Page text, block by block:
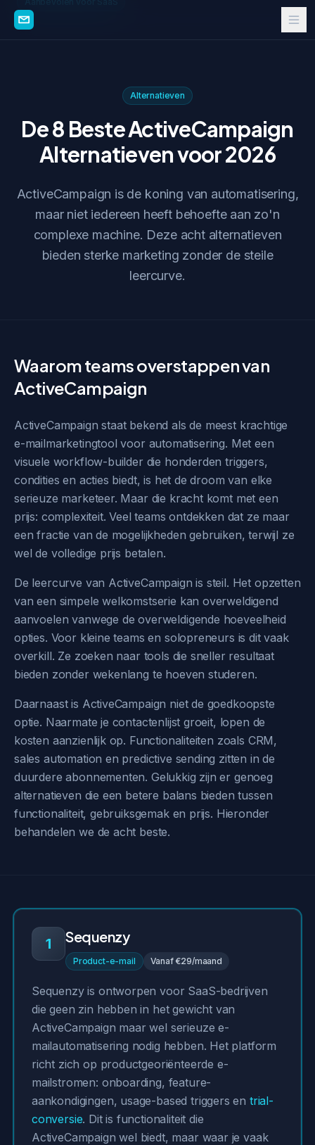
Alternatieven
De 8 Beste ActiveCampaign
Alternatieven voor 2026
ActiveCampaign is de koning van automatisering,
maar niet iedereen heeft behoefte aan zo'n
complexe machine. Deze acht alternatieven
bieden sterke marketing zonder de steile
leercurve.
Waarom teams overstappen van
ActiveCampaign
ActiveCampaign staat bekend als de meest krachtige
e-mailmarketingtool voor automatisering. Met een
visuele workflow-builder die honderden triggers,
condities en acties biedt, is het de droom van elke
serieuze marketeer. Maar die kracht komt met een
prijs: complexiteit. Veel teams ontdekken dat ze maar
een fractie van de mogelijkheden gebruiken, terwijl ze
wel de volledige prijs betalen.
De leercurve van ActiveCampaign is steil. Het opzetten
van een simpele welkomstserie kan overweldigend
aanvoelen vanwege de overweldigende hoeveelheid
opties. Voor kleine teams en solopreneurs is dit vaak
overkill. Ze zoeken naar tools die sneller resultaat
bieden zonder wekenlang te hoeven studeren.
Daarnaast is ActiveCampaign niet de goedkoopste
optie. Naarmate je contactenlijst groeit, lopen de
kosten aanzienlijk op. Functionaliteiten zoals CRM,
sales automation en predictive sending zitten in de
duurdere abonnementen. Gelukkig zijn er genoeg
alternatieven die een betere balans bieden tussen
functionaliteit, gebruiksgemak en prijs. Hieronder
behandelen we de acht beste.
1 Sequenzy
Product-e-mail Vanaf €29/maand
Sequenzy is ontworpen voor SaaS-bedrijven
die geen zin hebben in het gewicht van
ActiveCampaign maar wel serieuze e-
mailautomatisering nodig hebben. Het platform
richt zich op productgeoriënteerde e-
mailstromen: onboarding, feature-
aankondigingen, usage-based triggers en trial-
conversie. Dit is functionaliteit die
ActiveCampaign wel biedt, maar waar je vaak